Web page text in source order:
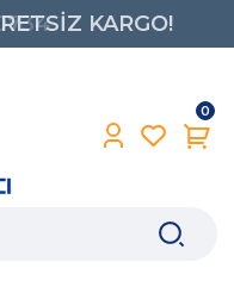
KARGO!
0